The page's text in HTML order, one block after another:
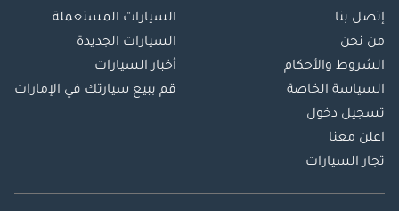
إتصل بنا
من نحن
الشروط والأحكام
السياسة الخاصة
تسجيل دخول
اعلن معنا
تجار السيارات
السيارات المستعملة
السيارات الجديدة
أخبار السيارات
قم ببيع سيارتك في الإمارات